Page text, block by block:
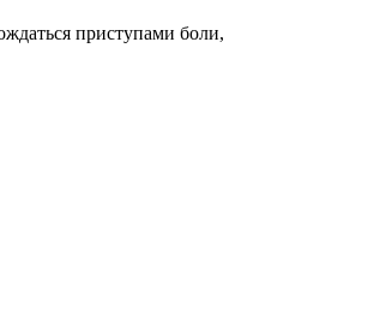
приступами боли,